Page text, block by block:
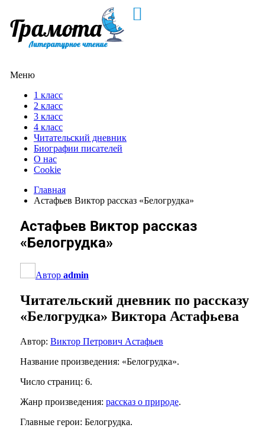
Меню
1 класс
2 класс
3 класс
4 класс
Читательский дневник
Биографии писателей
О нас
Cookie
Главная
Астафьев Виктор рассказ «Белогрудка»
Астафьев Виктор рассказ
«Белогрудка»
Автор admin
Читательский дневник по рассказу
«Белогрудка» Виктора Астафьева
Автор: Виктор Петрович Астафьев
Название произведения: «Белогрудка».
Число страниц: 6.
Жанр произведения: рассказ о природе.
Главные герои: Белогрудка.